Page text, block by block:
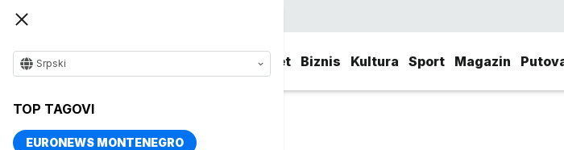
Svet Biznis Kultura Sport Magazin
Srpski
TOP TAGOVI
EURONEWS MONTENEGRO